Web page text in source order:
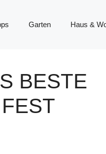
Garten Haus &
BESTE